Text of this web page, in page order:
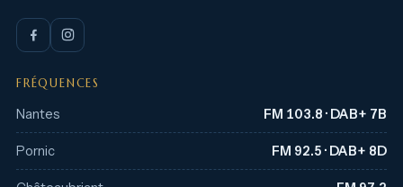
FRÉQUENCES
Nantes FM 103.8 · DAB+ 7B
Pornic FM 92.5 · DAB+ 8D